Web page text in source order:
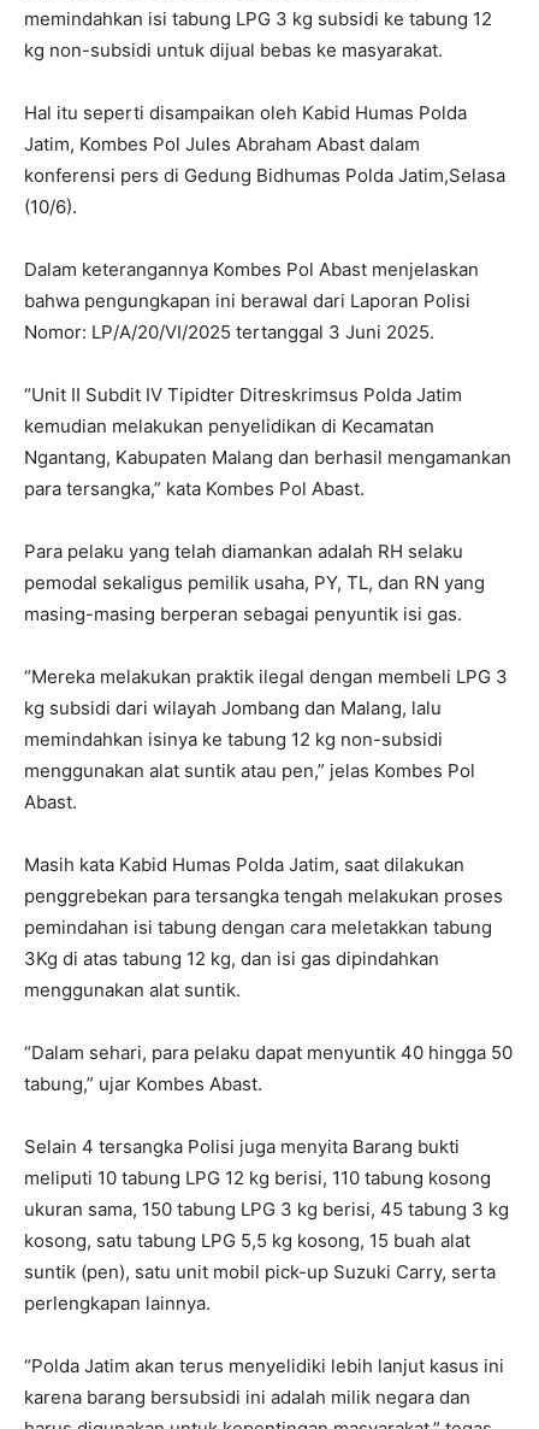
memindahkan isi tabung LPG 3 kg subsidi ke tabung 12
kg non-subsidi untuk dijual bebas ke masyarakat.
Hal itu seperti disampaikan oleh Kabid Humas Polda
Jatim, Kombes Pol Jules Abraham Abast dalam
konferensi pers di Gedung Bidhumas Polda Jatim,Selasa
(10/6).
Dalam keterangannya Kombes Pol Abast menjelaskan
bahwa pengungkapan ini berawal dari Laporan Polisi
Nomor: LP/A/20/VI/2025 tertanggal 3 Juni 2025.
“Unit II Subdit IV Tipidter Ditreskrimsus Polda Jatim
kemudian melakukan penyelidikan di Kecamatan
Ngantang, Kabupaten Malang dan berhasil mengamankan
para tersangka,” kata Kombes Pol Abast.
Para pelaku yang telah diamankan adalah RH selaku
pemodal sekaligus pemilik usaha, PY, TL, dan RN yang
masing-masing berperan sebagai penyuntik isi gas.
“Mereka melakukan praktik ilegal dengan membeli LPG 3
kg subsidi dari wilayah Jombang dan Malang, lalu
memindahkan isinya ke tabung 12 kg non-subsidi
menggunakan alat suntik atau pen,” jelas Kombes Pol
Abast.
Masih kata Kabid Humas Polda Jatim, saat dilakukan
penggrebekan para tersangka tengah melakukan proses
pemindahan isi tabung dengan cara meletakkan tabung
3Kg di atas tabung 12 kg, dan isi gas dipindahkan
menggunakan alat suntik.
“Dalam sehari, para pelaku dapat menyuntik 40 hingga 50
tabung,” ujar Kombes Abast.
Selain 4 tersangka Polisi juga menyita Barang bukti
meliputi 10 tabung LPG 12 kg berisi, 110 tabung kosong
ukuran sama, 150 tabung LPG 3 kg berisi, 45 tabung 3 kg
kosong, satu tabung LPG 5,5 kg kosong, 15 buah alat
suntik (pen), satu unit mobil pick-up Suzuki Carry, serta
perlengkapan lainnya.
“Polda Jatim akan terus menyelidiki lebih lanjut kasus ini
karena barang bersubsidi ini adalah milik negara dan